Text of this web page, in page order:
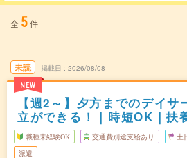
全 5件
未読
NEW
掲載日 2026/08/08
【週2～】夕方までのデイ
立ができる！｜時短OK｜扶
職種未経験OK 交通費別途支給あり 土
派遣